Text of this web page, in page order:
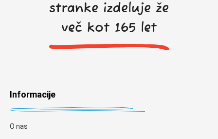
stranke izdeluje že
več kot 165 let
Informacije
O nas